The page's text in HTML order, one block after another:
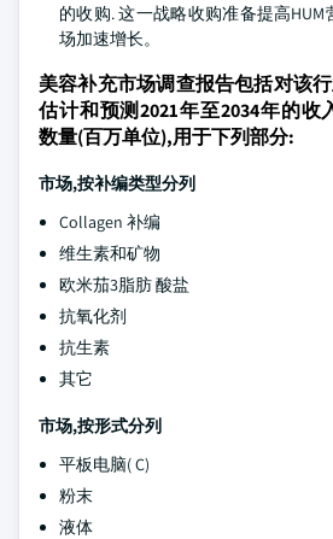
的收购. 这一战略收购准备提高
场加速增长。
美容补充市场调查报告包括对该
估计和预测2021年至2034年的收
数量(百万单位),用于下列部分:
市场,按补编类型分列
Collagen 补编
维生素和矿物
欧米茄3脂肪 酸盐
抗氧化剂
抗生素
其它
市场,按形式分列
平板电脑( C)
粉末
液体